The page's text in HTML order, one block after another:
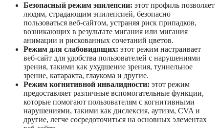
Безопасный режим эпилепсии: этот профиль позволяет
людям, страдающим эпилепсией, безопасно
пользоваться веб-сайтом, устраняя риск припадков,
возникающих в результате мигания или мигания
анимации и рискованных сочетаний цветов.
Режим для слабовидящих: этот режим настраивает
веб-сайт для удобства пользователей с нарушениями
зрения, такими как ухудшение зрения, туннельное
зрение, катаракта, глаукома и другие.
Режим когнитивной инвалидности: этот режим
предоставляет различные вспомогательные функции,
которые помогают пользователям с когнитивными
нарушениями, такими как дислексия, аутизм, CVA и
другие, легче сосредоточиться на основных элементах